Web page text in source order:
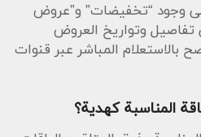
وجود “تخفيضات” و”عروض
وتواريخ العروض
بالاستعلام المباشر عبر قنوات